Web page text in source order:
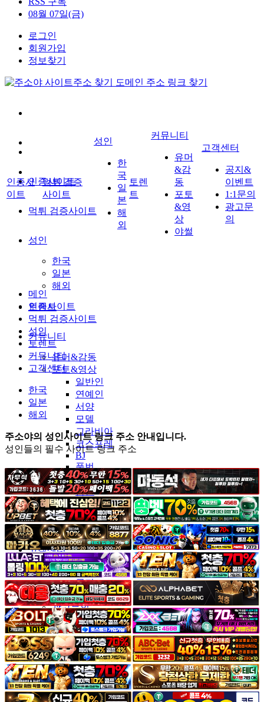
08월 07일(금)
로그인
회원가입
정보찾기
인증사이트
먹튀 검증사이트
성인
한국
일본
해외
토렌트
커뮤니티
유머&감동
포토&영상
일반인
연예인
서양
모델
그라비아
코스프레
BJ
품번
후방주의
움짤
스포츠
기타
야썰
고객센터
공지&이벤트
공지
1:1문의
광고문의
인증사
이트
먹튀 검증
사이트
성인
한
국
일
본
해
외
토렌
트
커뮤니티
유머
&감
동
포토
&영
상
야썰
고객센터
공지&
이벤트
1:1문의
광고문
의
메인
인증사이트
먹튀 검증사이트
성인
토렌트
커뮤니티
고객센터
한국
일본
해외
주소야의 성인사이트 링크 주소 안내입니다.
성인들의 필수 사이트 링크 주소